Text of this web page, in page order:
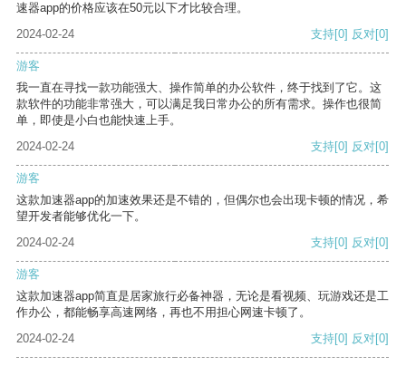
速器app的价格应该在50元以下才比较合理。
2024-02-24
支持[0] 反对[0]
游客
我一直在寻找一款功能强大、操作简单的办公软件，终于找到了它。这
款软件的功能非常强大，可以满足我日常办公的所有需求。操作也很简
单，即使是小白也能快速上手。
2024-02-24
支持[0] 反对[0]
游客
这款加速器app的加速效果还是不错的，但偶尔也会出现卡顿的情况，希
望开发者能够优化一下。
2024-02-24
支持[0] 反对[0]
游客
这款加速器app简直是居家旅行必备神器，无论是看视频、玩游戏还是工
作办公，都能畅享高速网络，再也不用担心网速卡顿了。
2024-02-24
支持[0] 反对[0]